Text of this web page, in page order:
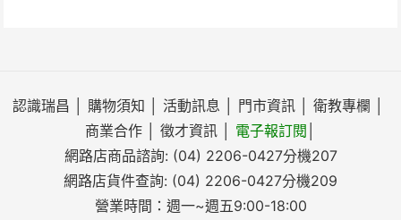
認識瑞昌 購物須知 活動訊息 門市資訊 衛教專欄
商業合作
徵才資訊 電子報訂閱
網路店商品諮詢: (04) 2206-0427分機207
網路店貨件查詢: (04) 2206-0427分機209
營業時間：週一~週五9:00-18:00